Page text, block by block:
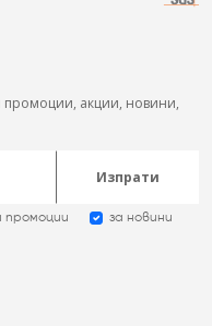
промоции, акции, новини,
Изпрати
промоции за новини